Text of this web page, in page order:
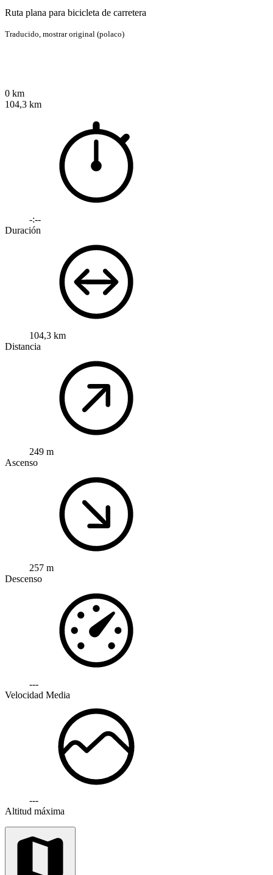
Ruta plana para bicicleta de carretera
Traducido, mostrar original (polaco)
0 km
104,3 km
-:--
Duración
104,3 km
Distancia
249 m
Ascenso
257 m
Descenso
---
Velocidad Media
---
Altitud máxima